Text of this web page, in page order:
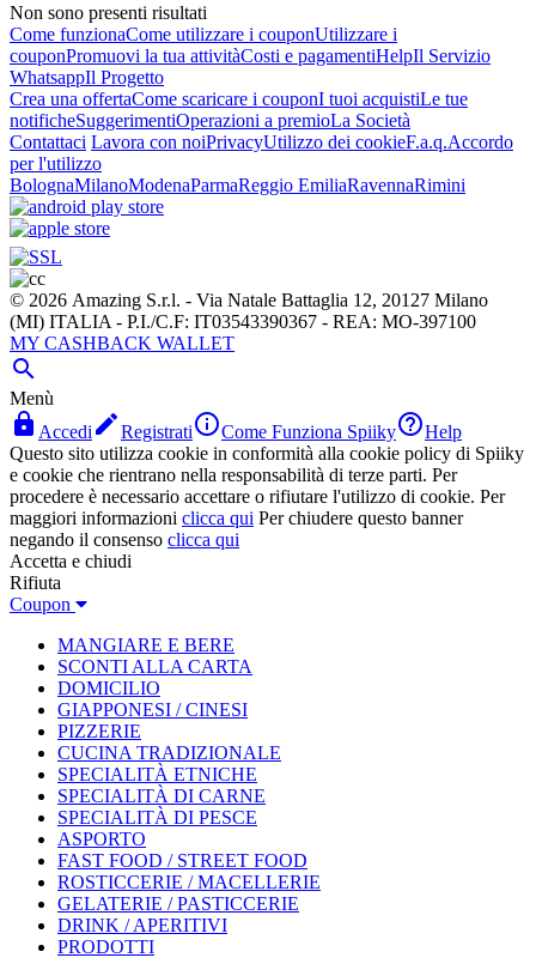
Non sono presenti risultati
Come funzionaCome utilizzare i couponUtilizzare i
couponPromuovi la tua attivitàCosti e pagamentiHelpIl Servizio
WhatsappIl Progetto
Crea una offertaCome scaricare i couponI tuoi acquistiLe tue
notificheSuggerimentiOperazioni a premioLa Società
Contattaci Lavora con noiPrivacyUtilizzo dei cookieF.a.q.Accordo
per l'utilizzo
BolognaMilanoModenaParmaReggio EmiliaRavennaRimini
© 2026 Amazing S.r.l. - Via Natale Battaglia 12, 20127 Milano
(MI) ITALIA - P.I./C.F: IT03543390367 - REA: MO-397100
MY CASHBACK WALLET

Menù
 Accedi RegistratiCome Funziona SpiikyHelp
Questo sito utilizza cookie in conformità alla cookie policy di Spiiky
e cookie che rientrano nella responsabilità di terze parti. Per
procedere è necessario accettare o rifiutare l'utilizzo di cookie. Per
maggiori informazioni clicca qui Per chiudere questo banner
negando il consenso clicca qui
Accetta e chiudi
Rifiuta
Coupon
MANGIARE E BERE
SCONTI ALLA CARTA
DOMICILIO
GIAPPONESI / CINESI
PIZZERIE
CUCINA TRADIZIONALE
SPECIALITÀ ETNICHE
SPECIALITÀ DI CARNE
SPECIALITÀ DI PESCE
ASPORTO
FAST FOOD / STREET FOOD
ROSTICCERIE / MACELLERIE
GELATERIE / PASTICCERIE
DRINK / APERITIVI
PRODOTTI